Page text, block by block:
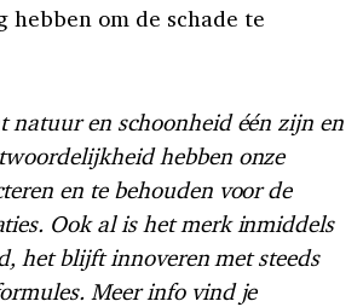
hebben om de schade te
natuur en schoonheid één zijn en
hebben onze
en te behouden voor de
Ook al is het merk inmiddels
het blijft innoveren met steeds
Meer info vind je